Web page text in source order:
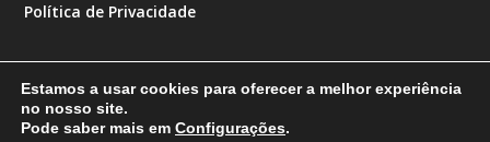
Política de Privacidade
Estamos a usar cookies para oferecer a melhor experiência
no nosso site.
Pode saber mais em Configurações.